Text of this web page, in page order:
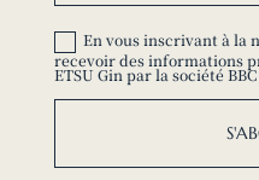
En vous inscrivant à la
recevoir des informations
ETSU Gin par la société